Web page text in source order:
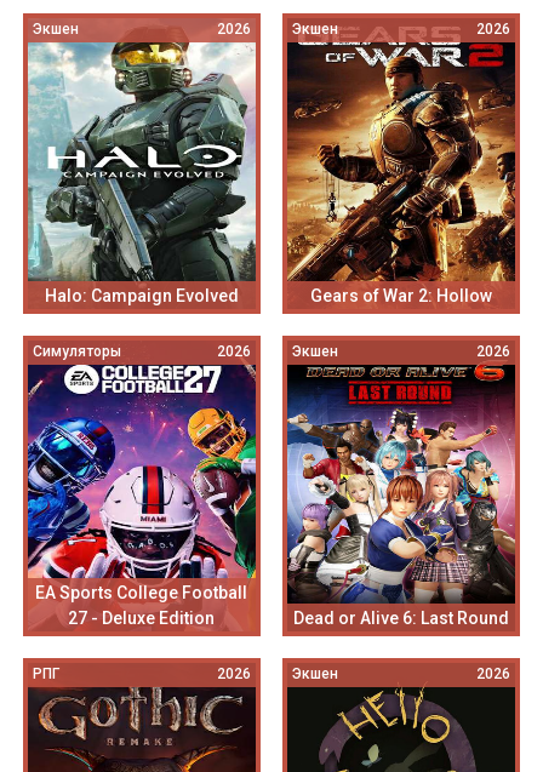
Экшен 2026
Halo: Campaign Evolved
Экшен 2026
Gears of War 2: Hollow
Симуляторы 2026
EA Sports College Football
27 - Deluxe Edition
Экшен 2026
Dead or Alive 6: Last Round
РПГ 2026 Экшен 2026